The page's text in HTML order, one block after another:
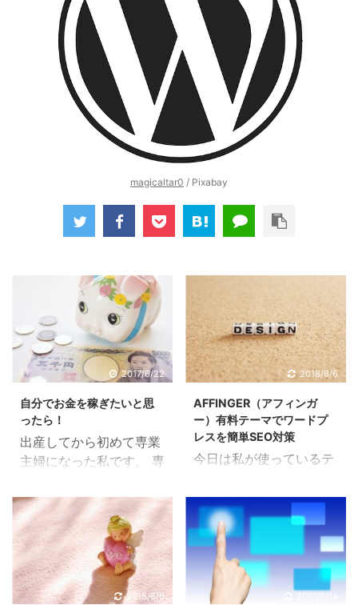
magicaltar0 / Pixabay
2017/6/22
自分でお金を稼ぎたいと思
ったら！
出産してから初めて専業
主婦になった私です。 専
がらも、それが毎日とな
るとキツイ。 成果が見え
ない、誰にも褒められな
い、当たり前な孤独な作
業…（´｀） 社会と繋が
るってホント心が満たさ
2018/6/6
AFFINGER（アフィンガ
ー）有料テーマでワードプ
レスを簡単SEO対策
今日は私が使っているテ
す。 無料テーマの紹介で
も書いた通り、私は
AFFINGER4という有料
テーマを使っています。
旦那が買ってきて使わさ
れているのです（笑） ア
2018/6/6 2017/6/14